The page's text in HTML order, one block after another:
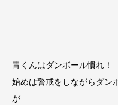
青くんはダンボール慣れ！
始めは警戒をしながらダン
が…